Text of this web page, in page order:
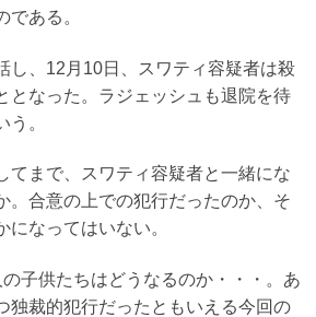
である。
し、12月10日、スワティ容疑者は殺
となった。ラジェッシュも退院を待
う。
てまで、スワティ容疑者と一緒にな
。合意の上での犯行だったのか、そ
なってはいない。
子供たちはどうなるのか・・・。あ
独裁的犯行だったともいえる今回の